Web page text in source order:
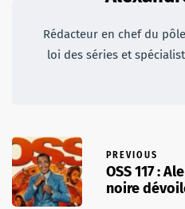
Rédacteur en chef du
loi des séries et
PREVIOUS
OSS 117 :
noire